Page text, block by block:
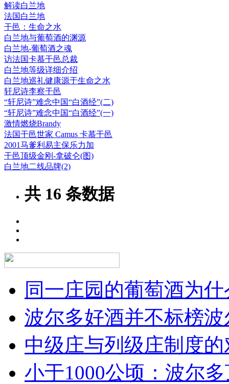
解读白兰地
法国白兰地
干邑：生命之水
白兰地与葡萄酒的渊源
白兰地-葡萄酒之魂
访法国卡慕干邑总裁
白兰地等级详细介绍
白兰地巡礼健康源于生命之水
轩尼诗李察干邑
“轩尼诗”难念中国“白酒经”(二)
“轩尼诗”难念中国“白酒经”(一)
激情燃烧Brandy
法国干邑世家 Camus 卡慕干邑
2001马爹利易主保乐力加
干邑顶级金刚-拿破仑(图)
白兰地二线品牌(2)
共 16 条数据
同一庄园的葡萄酒为
波尔多好酒并不标榜
中级庄与列级庄制度
小于1000公顷：波尔